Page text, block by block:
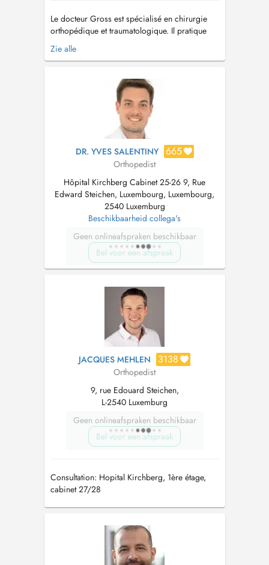
Le docteur Gross est spécialisé en chirurgie
orthopédique et traumatologique. Il pratique
essentiellement la chirurgie du membre
inférieur incluant : - la chirurgie mini-invasive
rigidus, orteils en griffes, névrome de morton,
arthrose du lisfranc...
Zie alle
DR. YVES SALENTINY 665
Orthopedist
Hôpital Kirchberg Cabinet 25-26 9, Rue
Edward Steichen, Luxembourg, Luxembourg,
2540 Luxemburg
Beschikbaarheid collega's
Geen onlineafspraken beschikbaar
Bel voor een afspraak
JACQUES MEHLEN 3138
Orthopedist
9, rue Edouard Steichen,
L-2540 Luxemburg
Geen onlineafspraken beschikbaar
Bel voor een afspraak
Consultation: Hopital Kirchberg, 1ère étage,
cabinet 27/28